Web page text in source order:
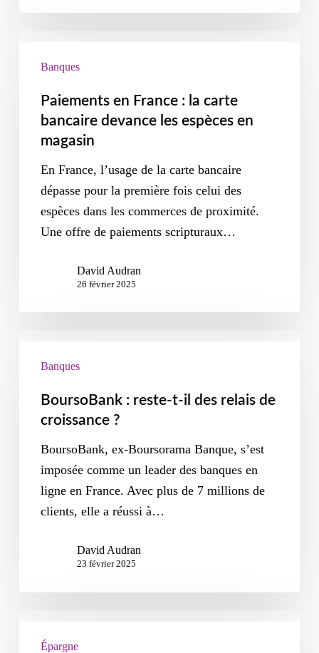
Banques
Paiements en France : la carte
bancaire devance les espèces en
magasin
En France, l’usage de la carte bancaire
dépasse pour la première fois celui des
espèces dans les commerces de proximité.
Une offre de paiements scripturaux…
David Audran
26 février 2025
Banques
BoursoBank : reste-t-il des relais de
croissance ?
BoursoBank, ex-Boursorama Banque, s’est
imposée comme un leader des banques en
ligne en France. Avec plus de 7 millions de
clients, elle a réussi à…
David Audran
23 février 2025
Épargne